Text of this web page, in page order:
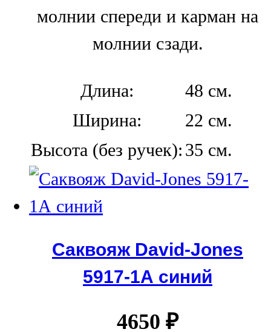
молнии спереди и карман на
молнии сзади.
Длина:
48 см.
Ширина:
22 см.
Высота (без ручек): 35 см.
Саквояж David-Jones
5917-1А синий
4650 ₽